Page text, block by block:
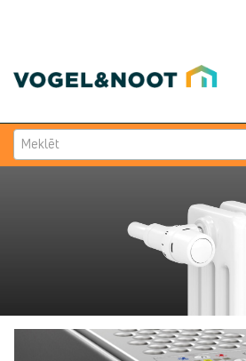
Meklēt